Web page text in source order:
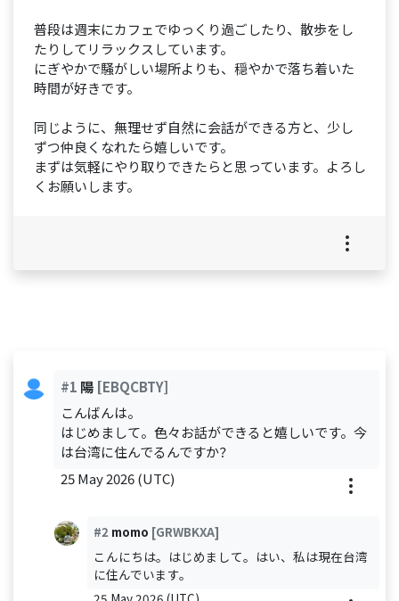
普段は週末にカフェでゆっくり過ごしたり、散歩をし
たりしてリラックスしています。
にぎやかで騒がしい場所よりも、穏やかで落ち着いた
時間が好きです。
同じように、無理せず自然に会話ができる方と、少し
ずつ仲良くなれたら嬉しいです。
まずは気軽にやり取りできたらと思っています。よろし
くお願いします。
#1 陽 [EBQCBTY]
こんばんは。
はじめまして。色々お話ができると嬉しいです。今
は台湾に住んでるんですか？
25 May 2026 (UTC)
#2 momo [GRWBKXA]
こんにちは。はじめまして。はい、私は現在台湾
に住んでいます。